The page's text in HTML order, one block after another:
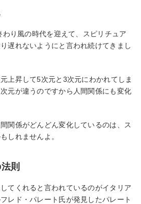
り風の時代を迎えて、スピリチュア
遅れないようにと言われ続けてきまし
上昇して5次元と3次元にわかれてしま
元が違うのですから人間関係にも変化
関係がどんどん変化しているのは、ス
しれませんよ。
則
てくれると言われているのがイタリア
レド・パレート氏が発見したパレート